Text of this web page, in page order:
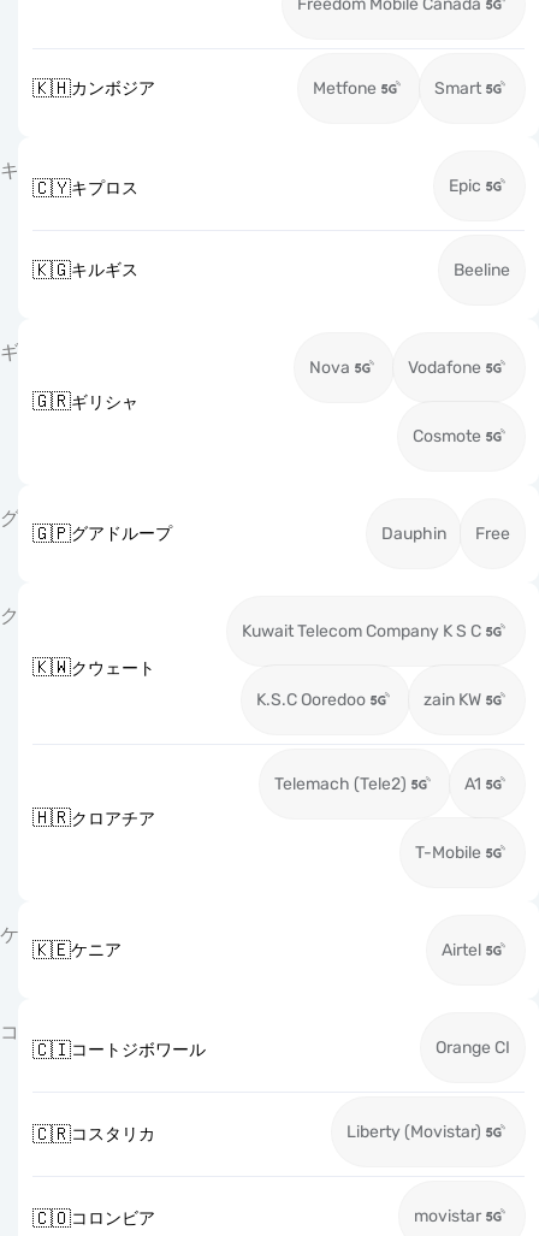
Freedom Mobile Canada
🇰🇭カンボジア Metfone Smart
キ
🇨🇾キプロス Epic
🇰🇬キルギス Beeline
ギ
🇬🇷ギリシャ
Nova Vodafone
Cosmote
グ
🇬🇵グアドループ Dauphin Free
ク
🇰🇼クウェート
Kuwait Telecom Company K S C
K.S.C Ooredoo zain KW
🇭🇷クロアチア
Telemach (Tele2) A1
T-Mobile
ケ
🇰🇪ケニア Airtel
コ
🇨🇮コートジボワール Orange CI
🇨🇷コスタリカ Liberty (Movistar)
🇨🇴コロンビア movistar